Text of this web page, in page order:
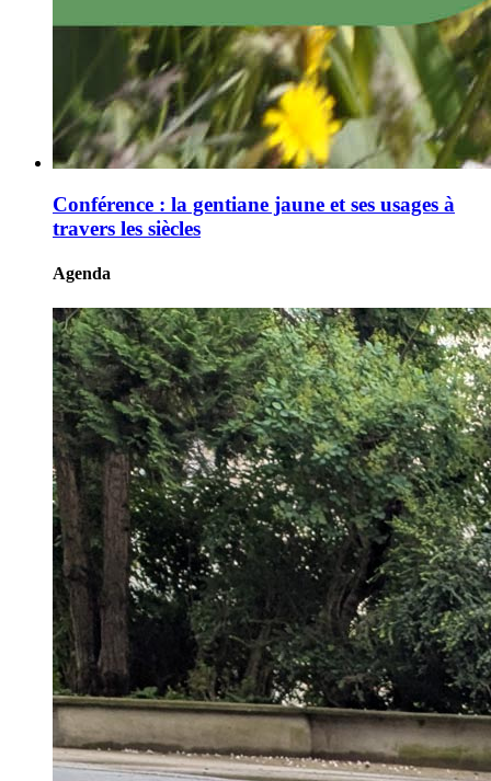
Conférence : la gentiane jaune et ses usages à
travers les siècles
Agenda